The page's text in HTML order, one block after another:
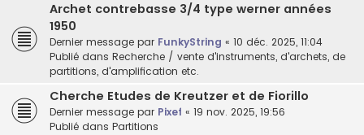
Archet contrebasse 3/4 type werner années
1950
Dernier message par FunkyString « 10 déc. 2025, 11:04
Publié dans Recherche / vente d'instruments, d'archets, de
partitions, d'amplification etc.
Cherche Etudes de Kreutzer et de Fiorillo
Dernier message par Pixef « 19 nov. 2025, 19:56
Publié dans Partitions